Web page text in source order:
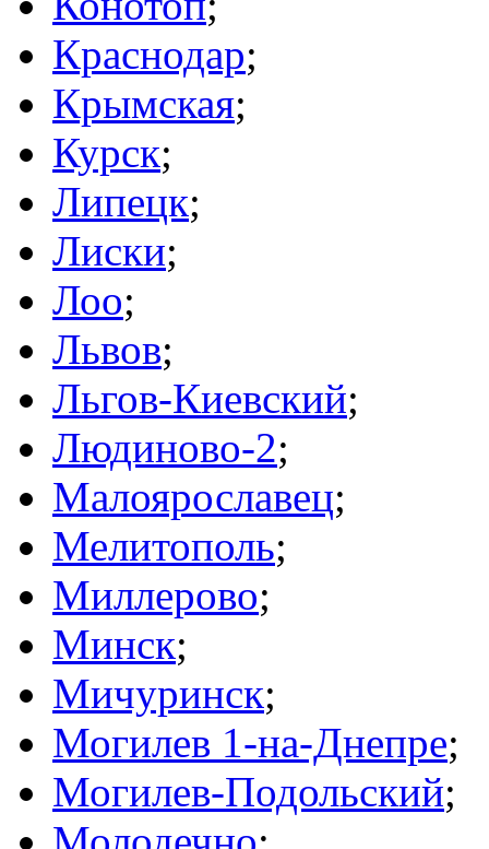
Краснодар;
Крымская;
Курск;
Липецк;
Лиски;
Лоо;
Львов;
Льгов-Киевский;
Людиново-2;
Малоярославец;
Мелитополь;
Миллерово;
Минск;
Мичуринск;
Могилев 1-на-Днепре;
Могилев-Подольский;